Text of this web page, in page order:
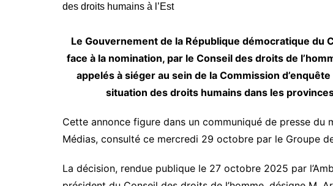
Le Gouvernement de la République démocratique du
face à la nomination, par le Conseil des droits de
appelés à siéger au sein de la Commission
situation des droits humains dans les
Cette annonce figure dans un communiqué de presse du
Médias, consulté ce mercredi 29 octobre par le Groupe
La décision, rendue publique le 27 octobre 2025 par